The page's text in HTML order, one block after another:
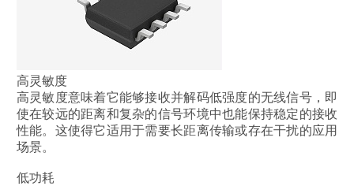
高灵敏度
高灵敏度意味着它能够接收并解码低强度的无线信号，即
使在较远的距离和复杂的信号环境中也能保持稳定的接收
性能。这使得它适用于需要长距离传输或存在干扰的应用
场景。
低功耗